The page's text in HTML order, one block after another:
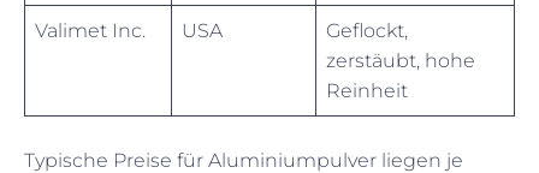
Valimet Inc. USA
Geflockt,
zerstäubt, hohe
Reinheit
Typische Preise für Aluminiumpulver liegen je